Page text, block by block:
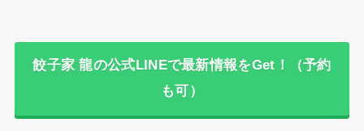
餃子家 龍の公式LINEで最新情報をGet！（予約
も可）